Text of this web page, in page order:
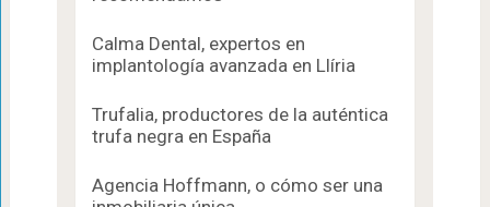
Calma Dental, expertos en
implantología avanzada en Llíria
Trufalia, productores de la auténtica
trufa negra en España
Agencia Hoffmann, o cómo ser una